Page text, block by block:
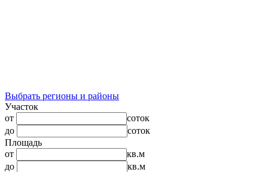
Выбрать регионы и районы
Участок
от
соток
до
соток
Площадь
от
кв.м
до
кв.м